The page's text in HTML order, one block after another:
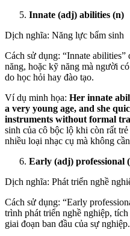
Innate (adj) abilities (n)
Dịch nghĩa: Năng lực bẩm sinh
Cách sử dụng: “Innate
năng, hoặc kỹ năng mà người
do học hỏi hay đào tạo.
Ví dụ minh họa: Her innate
a very young age, and she
instruments without formal
sinh của cô bộc lộ khi còn rất
nhiều loại nhạc cụ mà không
Early (adj) professional
Dịch nghĩa: Phát triển nghề
Cách sử dụng: “Early
trình phát triển nghề nghiệp,
giai đoạn ban đầu của sự nghiệp.